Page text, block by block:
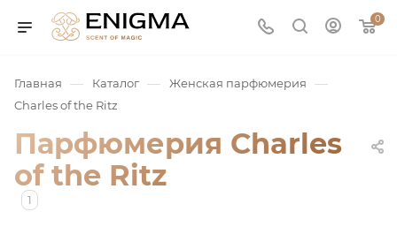
0
Главная — Каталог — Женская парфюмерия —
Charles of the Ritz
Парфюмерия Charles
of the Ritz
1